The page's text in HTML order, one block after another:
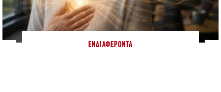
ΕΝΔΙΑΦΈΡΟΝΤΑ